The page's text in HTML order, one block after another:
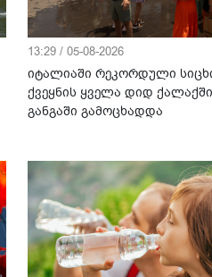
13:29 / 05-08-2026
იტალიაში რეკორდული
ქვეყნის ყველა დიდ
განგაში გამოცხადდა